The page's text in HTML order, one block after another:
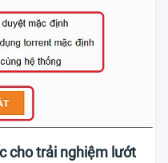
cho trải nghiệm lướt